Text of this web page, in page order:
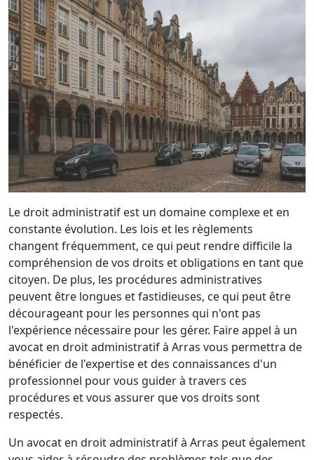
Le droit administratif est un domaine complexe et en
constante évolution. Les lois et les règlements
changent fréquemment, ce qui peut rendre difficile la
compréhension de vos droits et obligations en tant que
citoyen. De plus, les procédures administratives
peuvent être longues et fastidieuses, ce qui peut être
décourageant pour les personnes qui n'ont pas
l'expérience nécessaire pour les gérer. Faire appel à un
avocat en droit administratif à Arras vous permettra de
bénéficier de l'expertise et des connaissances d'un
professionnel pour vous guider à travers ces
procédures et vous assurer que vos droits sont
respectés.
Un avocat en droit administratif à Arras peut également